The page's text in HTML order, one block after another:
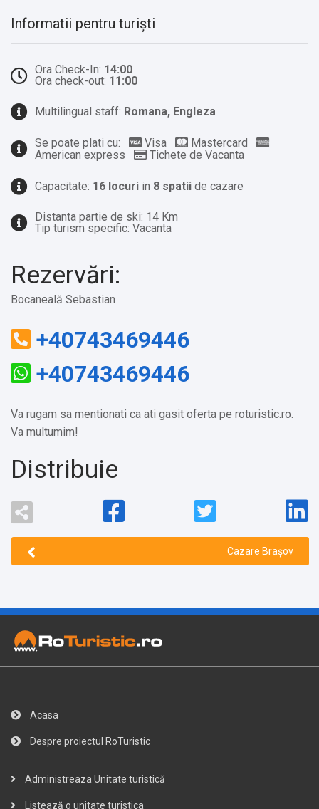
Informatii pentru turiști
Ora Check-In: 14:00
Ora check-out: 11:00
Multilingual staff: Romana, Engleza
Se poate plati cu: Visa
Mastercard
American express
Tichete de Vacanta
Capacitate: 16 locuri in 8 spatii de cazare
Distanta partie de ski: 14 Km
Tip turism specific: Vacanta
Rezervări:
Bocaneală Sebastian
+40743469446
+40743469446
Va rugam sa mentionati ca ati gasit oferta pe roturistic.ro.
Va multumim!
Distribuie
Cazare Brașov
Acasa
Despre proiectul RoTuristic
Administreaza Unitate turistică
Listează o unitate turistica